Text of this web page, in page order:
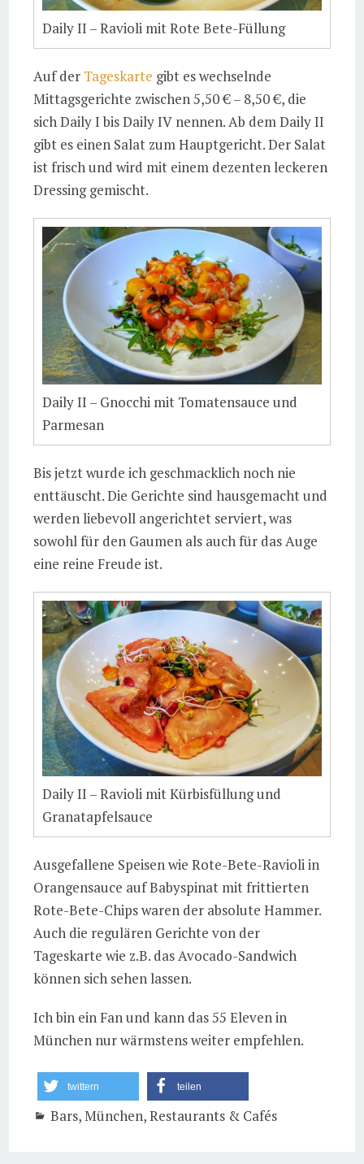
Daily II – Ravioli mit Rote Bete-Füllung
Auf der Tageskarte gibt es wechselnde
Mittagsgerichte zwischen 5,50 € – 8,50 €, die
sich Daily I bis Daily IV nennen. Ab dem Daily II
gibt es einen Salat zum Hauptgericht. Der Salat
ist frisch und wird mit einem dezenten leckeren
Dressing gemischt.
Daily II – Gnocchi mit Tomatensauce und
Parmesan
Bis jetzt wurde ich geschmacklich noch nie
enttäuscht. Die Gerichte sind hausgemacht und
werden liebevoll angerichtet serviert, was
sowohl für den Gaumen als auch für das Auge
eine reine Freude ist.
Daily II – Ravioli mit Kürbisfüllung und
Granatapfelsauce
Ausgefallene Speisen wie Rote-Bete-Ravioli in
Orangensauce auf Babyspinat mit frittierten
Rote-Bete-Chips waren der absolute Hammer.
Auch die regulären Gerichte von der
Tageskarte wie z.B. das Avocado-Sandwich
können sich sehen lassen.
Ich bin ein Fan und kann das 55 Eleven in
München nur wärmstens weiter empfehlen.
twittern teilen
Bars,München,Restaurants & Cafés